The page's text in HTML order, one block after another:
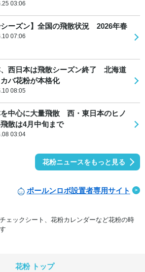
03:06
シーズン】全国の飛散状況 2026年春
07:06
西日本は飛散シーズン終了 北海道
バ花粉が本格化
08:05
中心に大量飛散 西・東日本のヒノ
散は4月中旬まで
03:04
花粉ニュースをもっと見る
ポールンロボ設置者専用サイト
ェックシート、花粉カレンダーなど花粉の時
花粉 トップ